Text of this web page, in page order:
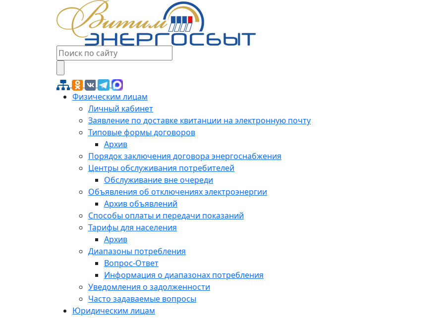
Физическим лицам
Личный кабинет
Заявление по доставке квитанции на электронную почту
Типовые формы договоров
Архив
Порядок заключения договора энергоснабжения
Центры обслуживания потребителей
Обслуживание вне очереди
Объявления об отключениях электроэнергии
Архив объявлений
Способы оплаты и передачи показаний
Тарифы для населения
Архив
Диапазоны потребления
Вопрос-Ответ
Информация о диапазонах потребления
Уведомления о задолженности
Часто задаваемые вопросы
Юридическим лицам